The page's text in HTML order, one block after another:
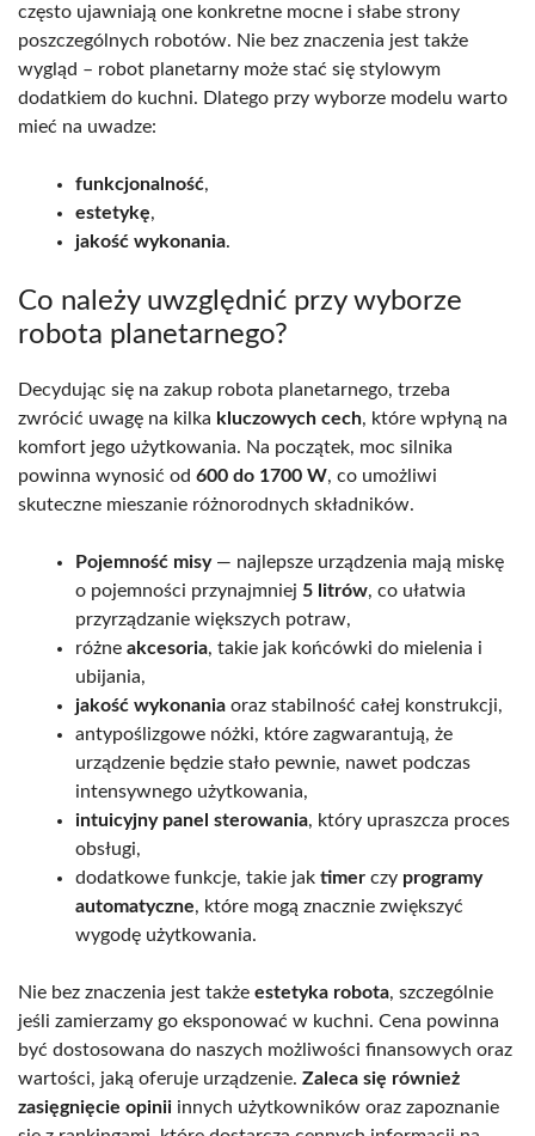
często ujawniają one konkretne mocne i słabe strony
poszczególnych robotów. Nie bez znaczenia jest także
wygląd – robot planetarny może stać się stylowym
dodatkiem do kuchni. Dlatego przy wyborze modelu warto
mieć na uwadze:
funkcjonalność,
estetykę,
jakość wykonania.
Co należy uwzględnić przy wyborze
robota planetarnego?
Decydując się na zakup robota planetarnego, trzeba
zwrócić uwagę na kilka kluczowych cech, które wpłyną na
komfort jego użytkowania. Na początek, moc silnika
powinna wynosić od 600 do 1700 W, co umożliwi
skuteczne mieszanie różnorodnych składników.
Pojemność misy— najlepsze urządzenia mają miskę
o pojemności przynajmniej 5 litrów, co ułatwia
przyrządzanie większych potraw,
różne akcesoria, takie jak końcówki do mielenia i
ubijania,
jakość wykonania oraz stabilność całej konstrukcji,
antypoślizgowe nóżki, które zagwarantują, że
urządzenie będzie stało pewnie, nawet podczas
intensywnego użytkowania,
intuicyjny panel sterowania, który upraszcza proces
obsługi,
dodatkowe funkcje, takie jak timer czy programy
automatyczne, które mogą znacznie zwiększyć
wygodę użytkowania.
Nie bez znaczenia jest także estetyka robota, szczególnie
jeśli zamierzamy go eksponować w kuchni. Cena powinna
być dostosowana do naszych możliwości finansowych oraz
wartości, jaką oferuje urządzenie. Zaleca się również
zasięgnięcie opinii innych użytkowników oraz zapoznanie